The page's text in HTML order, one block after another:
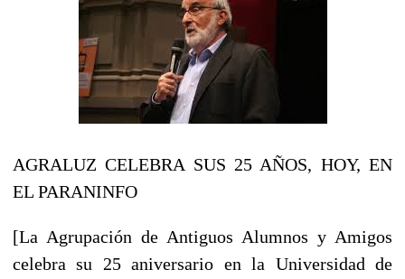
AGRALUZ CELEBRA SUS 25 AÑOS, HOY, EN
EL PARANINFO
[La Agrupación de Antiguos Alumnos y Amigos
celebra su 25 aniversario en la Universidad de